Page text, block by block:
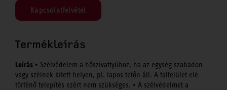
Kapcsolatfelvétel
Termékleírás
Leírás • Szélvédelem a hőszivattyúhoz, ha az egység szabadon
vagy szélnek kitett helyen, pl. lapos tetőn áll. A falfelület elé
történő telepítés ezért nem szükséges. • A szélvédelmet a